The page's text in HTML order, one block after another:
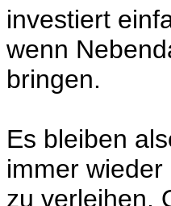
investiert
wenn
bringen.
Es bleiben
immer
zu verleihen.